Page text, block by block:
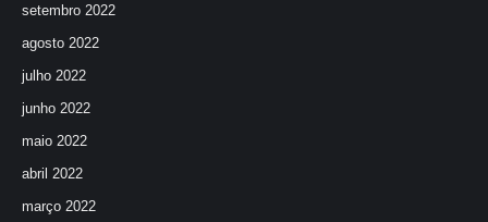
setembro 2022
agosto 2022
julho 2022
junho 2022
maio 2022
abril 2022
março 2022